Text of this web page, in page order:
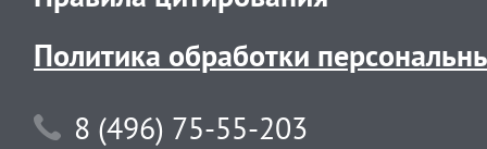
Политика обработки
8 (496) 75-55-203